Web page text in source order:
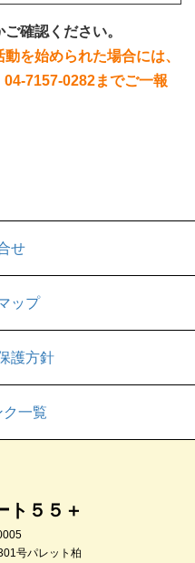
確認ください。
を始められた場合には、
7157-0282までご一報
せ
ップ
護方針
一覧
ト５５＋
号パレット柏